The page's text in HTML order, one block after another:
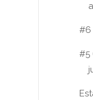
#6
#5